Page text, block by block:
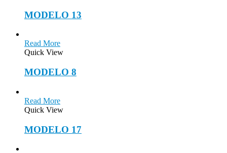
MODELO 13
Read More
Quick View
MODELO 8
Read More
Quick View
MODELO 17